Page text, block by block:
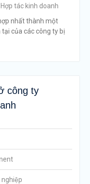
Hợp tác kinh doanh
nhất thành một
của các công ty bị
công ty